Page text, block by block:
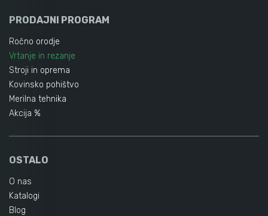
PRODAJNI PROGRAM
Ročno orodje
Vrtanje in rezanje
Stroji in oprema
Kovinsko pohištvo
Merilna tehnika
Akcija %
OSTALO
O nas
Katalogi
Blog